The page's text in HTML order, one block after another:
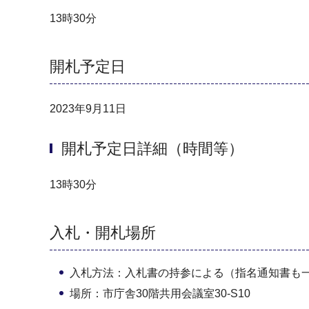
13時30分
開札予定日
2023年9月11日
開札予定日詳細（時間等）
13時30分
入札・開札場所
入札方法：入札書の持参による（指名通知書も
場所：市庁舎30階共用会議室30-S10